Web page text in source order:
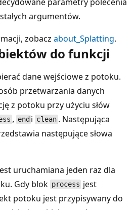
argumentów.
zobacz about_Splatting.
do funkcji
dane wejściowe z potoku.
przetwarzania danych
z potoku przy użyciu słów
, end i clean. Następująca
następujące słowa
uruchamiana jeden raz dla
Gdy blok process jest
potoku jest przypisywany do